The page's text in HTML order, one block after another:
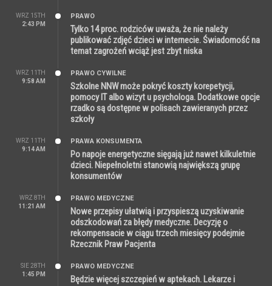
WRZ 15TH
2:43 PM
PRAWO
Tylko 14 proc. rodziców uważa, że nie należy
publikować zdjęć dzieci w internecie. Świadomość na
temat zagrożeń wciąż jest zbyt niska
WRZ 11TH
9:58 AM
PRAWO CYWILNE
Szkolne NNW może pokryć koszty korepetycji,
pomocy IT albo wizyt u psychologa. Dodatkowe opcje
rzadko są dostępne w polisach zawieranych przez
szkoły
WRZ 11TH
9:14 AM
PRAWA KONSUMENTA
Po napoje energetyczne sięgają już nawet kilkuletnie
dzieci. Niepełnoletni stanowią największą grupę
konsumentów
WRZ 8TH
11:21 AM
PRAWO MEDYCZNE
Nowe przepisy ułatwią i przyspieszą uzyskiwanie
odszkodowań za błędy medyczne. Decyzję o
rekompensacie w ciągu trzech miesięcy podejmie
Rzecznik Praw Pacjenta
SIE 28TH
1:45 PM
PRAWO MEDYCZNE
Będzie więcej szczepień w aptekach. Lekarze i